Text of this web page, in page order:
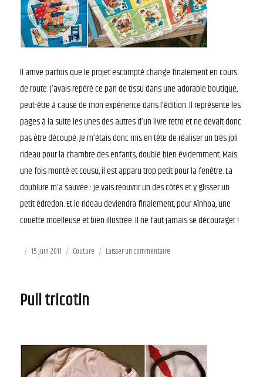
Il arrive parfois que le projet escompté change finalement en cours
de route. J’avais repéré ce pan de tissu dans une adorable boutique,
peut-être à cause de mon expérience dans l’édition. Il représente les
pages à la suite les unes des autres d’un livre retro et ne devait donc
pas être découpé. Je m’étais donc mis en tête de réaliser un très joli
rideau pour la chambre des enfants, doublé bien évidemment. Mais
une fois monté et cousu, il est apparu trop petit pour la fenêtre. La
doublure m’a sauvée : je vais réouvrir un des côtés et y glisser un
petit édredon. Et le rideau deviendra finalement, pour Aïnhoa, une
couette moelleuse et bien illustrée. Il ne faut jamais se décourager !
Publié
15 juin 2011 Catégories
Couture Laisser un commentaire
Pull tricotin